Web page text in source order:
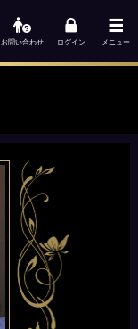
お問い合わせ ログイン メニュー